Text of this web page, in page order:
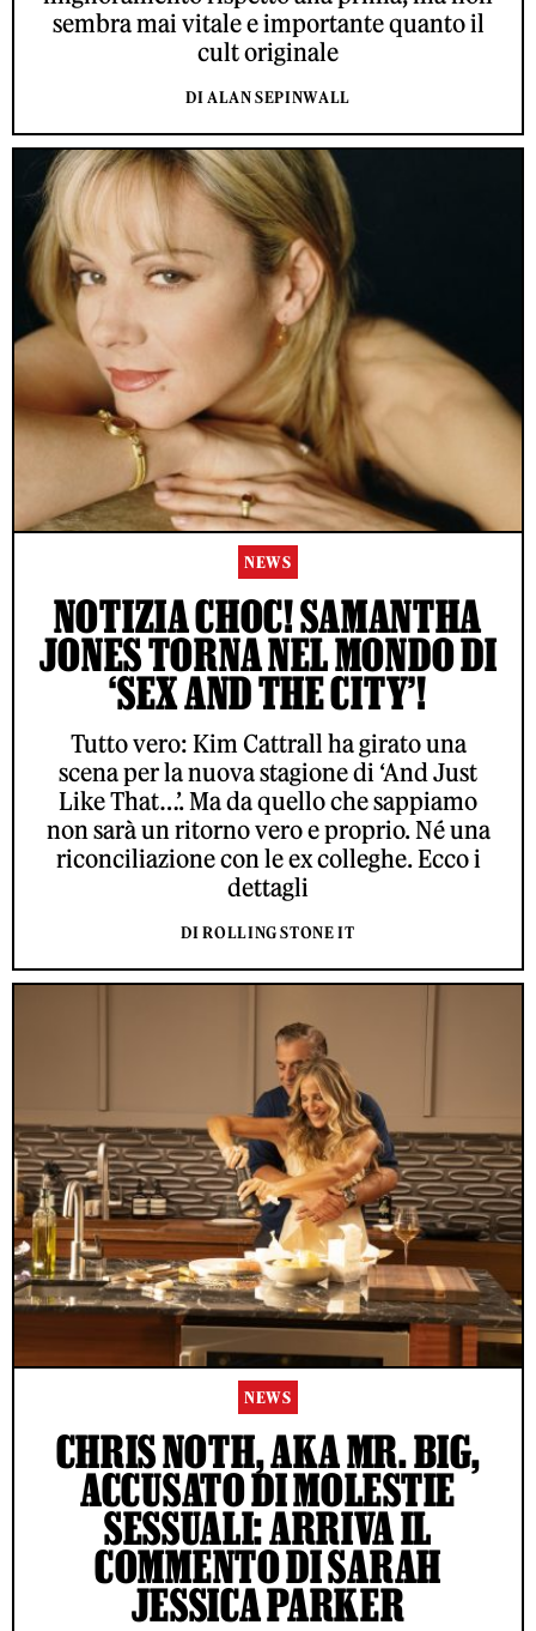
sembra mai vitale e importante quanto il
cult originale
DI ALAN SEPINWALL
NEWS
NOTIZIA CHOC! SAMANTHA
JONES TORNA NEL MONDO DI
‘SEX AND THE CITY’!
Tutto vero: Kim Cattrall ha girato una
scena per la nuova stagione di ‘And Just
Like That…’. Ma da quello che sappiamo
non sarà un ritorno vero e proprio. Né una
riconciliazione con le ex colleghe. Ecco i
dettagli
DI ROLLING STONE IT
NEWS
CHRIS NOTH, AKA MR. BIG,
ACCUSATO DI MOLESTIE
SESSUALI: ARRIVA IL
COMMENTO DI SARAH
JESSICA PARKER